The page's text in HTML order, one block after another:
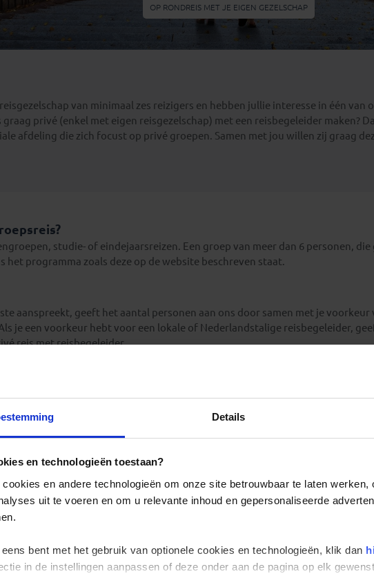
Details
en technologieën toestaan?
cookies en andere technologieën om onze site betrouwbaar te laten
uit te voeren en om u relevante inhoud en gepersonaliseerde
bent met het gebruik van optionele cookies en technologieën, klik dan
in de instellingen aanpassen of deze onder aan de pagina op elk
Tanzania
Mexico
Paraguay
(1)
Georgië(4)
IJsland
(3)
(1)
Litouwen(3)
Moldavië(1)
Montenegro
OP RONDREIS MET JE EIGEN GEZELSCHAP
van minimaal zes reizigers en hebben jullie interesse in één van
graag privé (enkel met eigen reisgezelschap) met een reisbegeleider maken?
afdeling die zich focust op privé groepen. Samen met jou willen zij graag
studie- of eindejaarsreizen. Een groep van meer dan 6 personen,
het programma zoals deze op de website beschreven staat.
aanspreekt, geeft het aantal personen aan ons door samen met je
je een voorkeur hebt voor een lokale of Nederlandstalige reisbegeleider,
reis met reisbegeleider.
de reis, dan is dit in beperkte mate mogelijk. Denk maar aan een upgrade
reis of langer blijven op de laatste locatie.
gerust op of neem contact op via onderstaand contactformulier.
Familienaam*